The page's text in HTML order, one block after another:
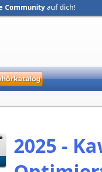
Community auf dich!
2025 -